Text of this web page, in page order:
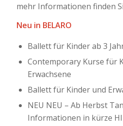
mehr Informationen finden
Neu in BELARO
Ballett für Kinder ab 3
Contemporary Kurse für
Erwachsene
Ballett für Kinder und
NEU NEU – Ab Herbst
Informationen in kürze